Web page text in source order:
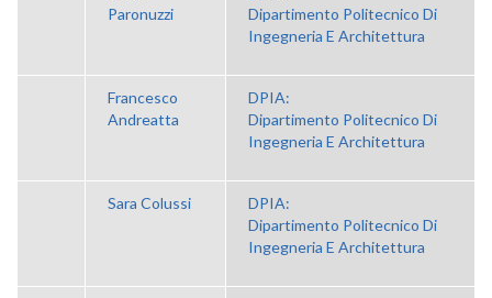
Paronuzzi
Dipartimento Politecnico Di
Ingegneria E Architettura
Francesco
Andreatta
DPIA:
Dipartimento Politecnico Di
Ingegneria E Architettura
Sara Colussi
DPIA:
Dipartimento Politecnico Di
Ingegneria E Architettura